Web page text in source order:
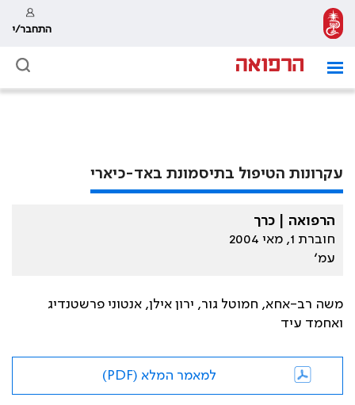
התחבר/י
עקרונות הטיפול בתיסמונת באד-כיארי
הרפואה | כרך
חוברת 1, מאי 2004
עמ׳
משה רב-אחא, חמוטל גור, ירון אילן, אנטוני פרשטנדיג
ואחמד עיד
למאמר המלא (PDF)